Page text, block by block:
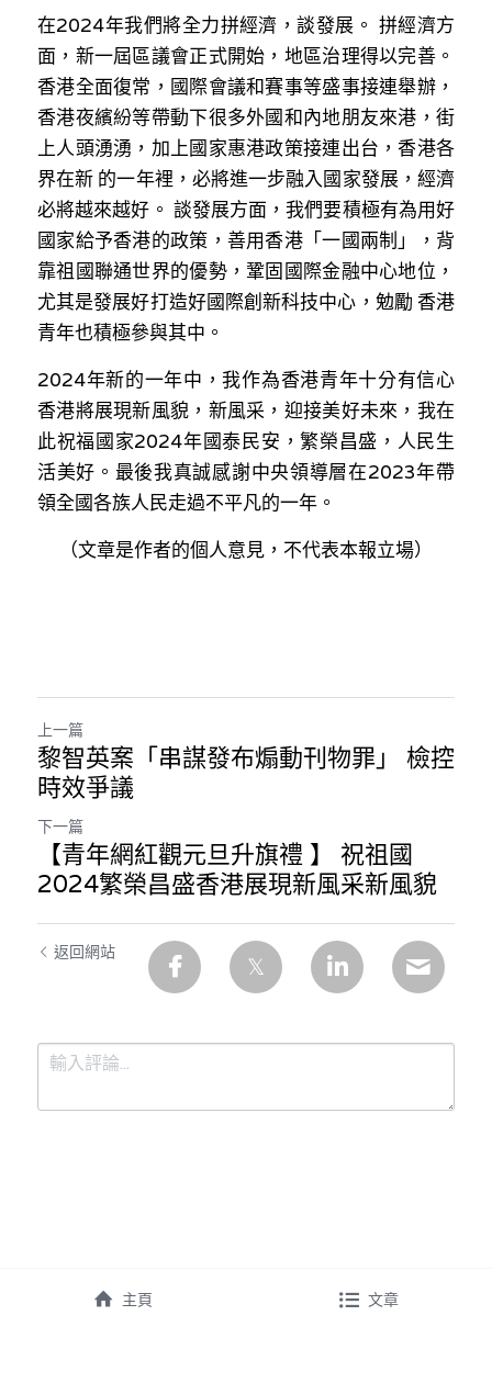
張美雄專欄
莊豪鋒專欄
香港科技專上書院｜專欄
在2024年我們將全力拼經濟，談發展。 拼經濟方
面，新一屆區議會正式開始，地區治理得以完善。
香港全面復常，國際會議和賽事等盛事接連舉辦，
香港夜繽紛等帶動下很多外國和內地朋友來港，街
上人頭湧湧，加上國家惠港政策接連出台，香港各
界在新 的一年裡，必將進一步融入國家發展，經濟
必將越來越好。 談發展方面，我們要積極有為用好
國家給予香港的政策，善用香港「一國兩制」，背
靠祖國聯通世界的優勢，鞏固國際金融中心地位，
尤其是發展好打造好國際創新科技中心，勉勵 香港
青年也積極參與其中。
2024年新的一年中，我作為香港青年十分有信心
香港將展現新風貌，新風采，迎接美好未來，我在
此祝福國家2024年國泰民安，繁榮昌盛，人民生
活美好。最後我真誠感謝中央領導層在2023年帶
領全國各族人民走過不平凡的一年。
（文章是作者的個人意見，不代表本報立場）
上一篇
黎智英案「串謀發布煽動刊物罪」 檢控
時效爭議
下一篇
【青年網紅觀元旦升旗禮 】 祝祖國
2024繁榮昌盛香港展現新風采新風貌
返回網站
主頁 文章